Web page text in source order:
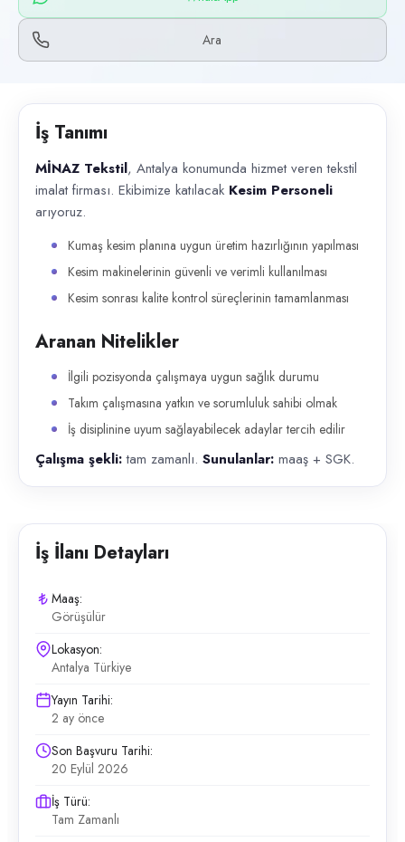
Başvuru kanalları
WhatsApp, Telefon
MİNAZ Tekstil , Antalya konumunda hizmet veren tekstil imalat firması.
Ara
İş Tanımı
MİNAZ Tekstil, Antalya konumunda hizmet veren tekstil
imalat firması. Ekibimize katılacak Kesim Personeli
arıyoruz.
Kumaş kesim planına uygun üretim hazırlığının yapılması
Kesim makinelerinin güvenli ve verimli kullanılması
Kesim sonrası kalite kontrol süreçlerinin tamamlanması
Aranan Nitelikler
İlgili pozisyonda çalışmaya uygun sağlık durumu
Takım çalışmasına yatkın ve sorumluluk sahibi olmak
İş disiplinine uyum sağlayabilecek adaylar tercih edilir
Çalışma şekli:tam zamanlı. Sunulanlar: maaş + SGK.
İş İlanı Detayları
Maaş:
Görüşülür
Lokasyon:
Antalya Türkiye
Yayın Tarihi:
2 ay önce
Son Başvuru Tarihi:
20 Eylül 2026
İş Türü:
Tam Zamanlı